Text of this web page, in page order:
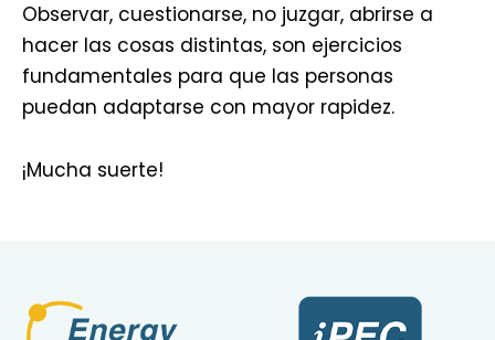
Observar, cuestionarse, no juzgar, abrirse a
hacer las cosas distintas, son ejercicios
fundamentales para que las personas
puedan adaptarse con mayor rapidez.
¡Mucha suerte!